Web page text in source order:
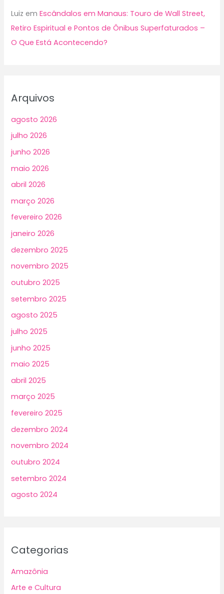
Luiz emEscândalos em Manaus: Touro de Wall Street,
Retiro Espiritual e Pontos de Ônibus Superfaturados –
O Que Está Acontecendo?
Arquivos
agosto 2026
julho 2026
junho 2026
maio 2026
abril 2026
março 2026
fevereiro 2026
janeiro 2026
dezembro 2025
novembro 2025
outubro 2025
setembro 2025
agosto 2025
julho 2025
junho 2025
maio 2025
abril 2025
março 2025
fevereiro 2025
dezembro 2024
novembro 2024
outubro 2024
setembro 2024
agosto 2024
Categorias
Amazônia
Arte e Cultura